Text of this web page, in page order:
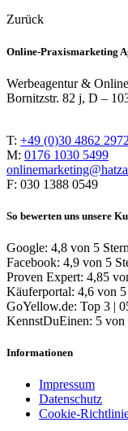
Zurück
Online-Praxismarketing
Werbeagentur &
Bornitzstr. 82 j, D –
T: +49 (0)30 4862 2972
M: 0176 1030 5499
F: 030 1388 0549
So bewerten uns unsere
Google: 4,8 von 5
Facebook: 4,9 von 5
Proven Expert: 4,85
Käuferportal: 4,6 von 5
GoYellow.de: Top 3 |
KennstDuEinen: 5 von
Informationen
Impressum
Datenschutz
Cookie-